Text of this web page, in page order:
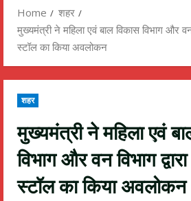
Home
शहर
मुख्यमंत्री ने महिला एवं बाल विकास विभाग और वन
स्टॉल का किया अवलोकन
शहर
मुख्यमंत्री ने महिला एवं
विभाग और वन विभाग
स्टॉल का किया अवलोकन